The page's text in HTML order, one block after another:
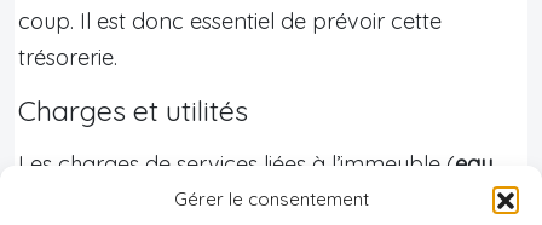
Gérer le consentement
coup. Il est donc essentiel de prévoir cette
trésorerie.
Charges et utilités
Les charges de services liées à l’immeuble (eau,
chauffage, nettoyage, ascenseur, etc.